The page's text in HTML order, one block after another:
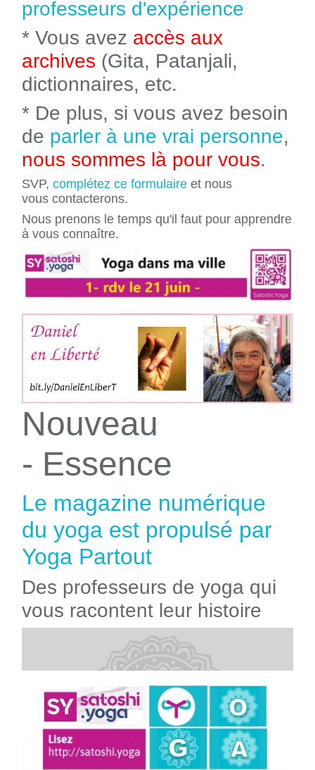
professeurs d'expérience
* Vous avez accès aux
archives (Gita, Patanjali,
dictionnaires, etc.
* De plus, si vous avez besoin
de parler à une vrai personne,
nous sommes là pour vous.
SVP, complétez ce formulaire et nous
vous contacterons.
Nous prenons le temps qu'il faut pour apprendre
à vous connaître.
Nouveau
- Essence
Le magazine numérique
du yoga est propulsé par
Yoga Partout
Des professeurs de yoga qui
vous racontent leur histoire